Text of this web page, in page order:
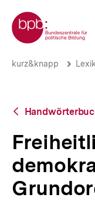
zum
Seiteninhalt
springen
Zur Startseite der bpb
Freiheitliche
bpb.de
kurz&knapp
Zurück
Übersicht